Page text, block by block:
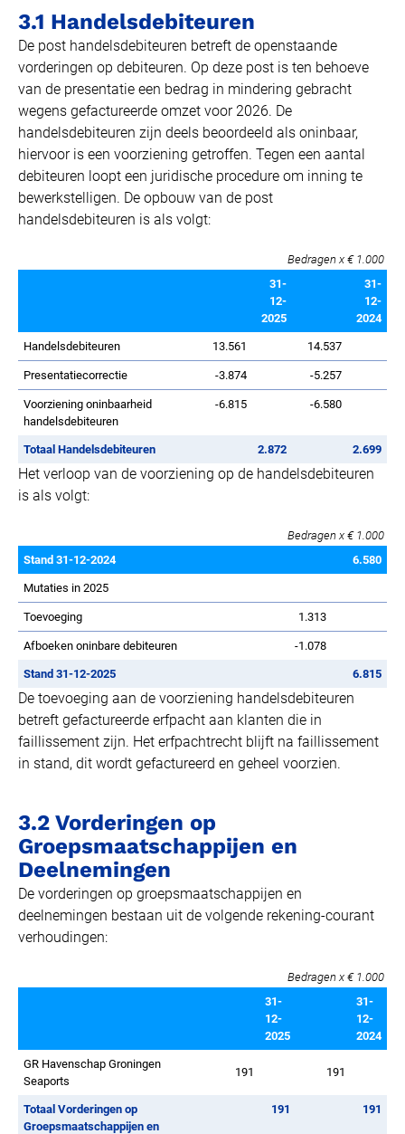
3.1 Handelsdebiteuren
De post handelsdebiteuren betreft de openstaande
vorderingen op debiteuren. Op deze post is ten behoeve
van de presentatie een bedrag in mindering gebracht
wegens gefactureerde omzet voor 2026. De
handelsdebiteuren zijn deels beoordeeld als oninbaar,
hiervoor is een voorziening getroffen. Tegen een aantal
debiteuren loopt een juridische procedure om inning te
bewerkstelligen. De opbouw van de post
handelsdebiteuren is als volgt:
Bedragen x € 1.000
31-
12-
2025
31-
12-
2024
Handelsdebiteuren 13.561 14.537
Presentatiecorrectie -3.874 -5.257
Voorziening oninbaarheid
handelsdebiteuren
-6.815 -6.580
Totaal Handelsdebiteuren 2.872 2.699
Het verloop van de voorziening op de handelsdebiteuren
is als volgt:
Bedragen x € 1.000
Stand 31-12-2024
6.580
Mutaties in 2025
Toevoeging 1.313
Afboeken oninbare debiteuren -1.078
Stand 31-12-2025 6.815
De toevoeging aan de voorziening handelsdebiteuren
betreft gefactureerde erfpacht aan klanten die in
faillissement zijn. Het erfpachtrecht blijft na faillissement
in stand, dit wordt gefactureerd en geheel voorzien.
3.2 Vorderingen op
Groepsmaatschappijen en
Deelnemingen
De vorderingen op groepsmaatschappijen en
deelnemingen bestaan uit de volgende rekening-courant
verhoudingen:
Bedragen x € 1.000
31-
12-
2025
31-
12-
2024
GR Havenschap Groningen
Seaports
191 191
Totaal Vorderingen op
Groepsmaatschappijen en
191 191